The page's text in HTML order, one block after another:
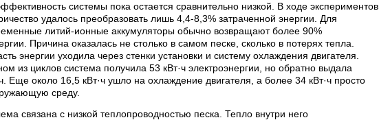
системы пока остается сравнительно низкой. В ходе экспериментов
удалось преобразовать лишь 4,4-8,3% затраченной энергии. Для
литий-ионные аккумуляторы обычно возвращают более 90%
Причина оказалась не столько в самом песке, сколько в потерях тепла.
энергии уходила через стенки установки и систему охлаждения двигателя.
из циклов система получила 53 кВт·ч электроэнергии, но обратно выдала
Еще около 16,5 кВт·ч ушло на охлаждение двигателя, а более 34 кВт·ч просто
среду.
связана с низкой теплопроводностью песка. Тепло внутри него